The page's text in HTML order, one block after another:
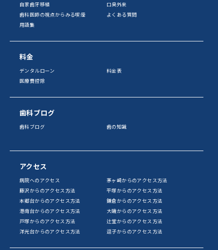
自家歯牙移植
口臭外来
歯科医師の視点からみる喫煙
よくある質問
用語集
料金
デンタルローン
料金表
医療費控除
歯科ブログ
歯科ブログ 歯の知識
アクセス
病院へのアクセス
茅ヶ崎からのアクセス方法
藤沢からのアクセス方法
平塚からのアクセス方法
本郷台からのアクセス方法
鎌倉からのアクセス方法
港南台からのアクセス方法
大磯からのアクセス方法
戸塚からのアクセス方法
辻堂からのアクセス方法
洋光台からのアクセス方法
逗子からのアクセス方法